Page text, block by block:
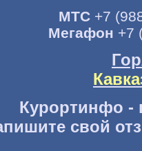
МТС+7
Мегафон +7
Курортинфо -
свой